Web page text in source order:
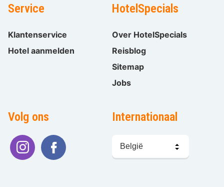
Service
Klantenservice
Hotel aanmelden
HotelSpecials
Over HotelSpecials
Reisblog
Sitemap
Jobs
Volg ons Internationaal
kiezen